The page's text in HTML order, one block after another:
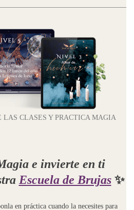
LAS CLASES Y PRACTICA MAGIA
e invierte en ti
Escuela de Brujas✨
en práctica cuando la necesites para